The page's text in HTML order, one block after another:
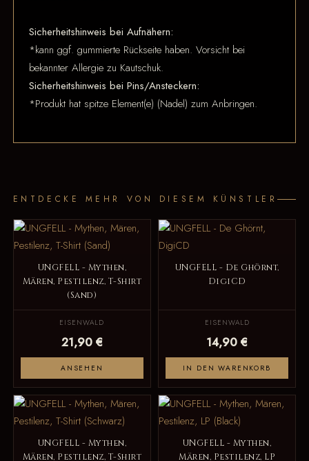
Sicherheitshinweis bei Aufnähern:
*kann ggf. gummierte Rückseite haben. Vorsicht bei
bekannter Allergie zu Kautschuk.
Sicherheitshinweis bei Pins/Ansteckern:
*Produkt hat spitze Element(e) (Nadel) zum Anbringen.
ENTDECKE MEHR VON DIESEM KÜNSTLER
UNGFELL - Mythen,
Mären, Pestilenz, T-Shirt
(Sand)
EISENWALD
21,90 €
ANSEHEN
UNGFELL - De Ghörnt,
DigiCD
EISENWALD
14,90 €
IN DEN WARENKORB
UNGFELL - Mythen,
Mären, Pestilenz, T-Shirt
UNGFELL - Mythen,
Mären, Pestilenz, LP